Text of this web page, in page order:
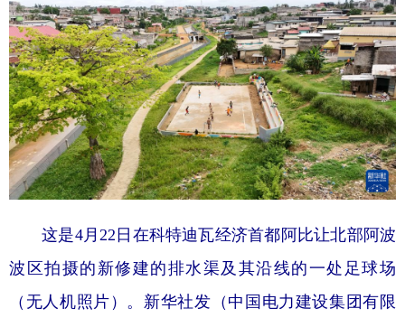
这是4月22日在科特迪瓦经济首都阿比让北部阿波
波区拍摄的新修建的排水渠及其沿线的一处足球场
（无人机照片）。新华社发（中国电力建设集团有限